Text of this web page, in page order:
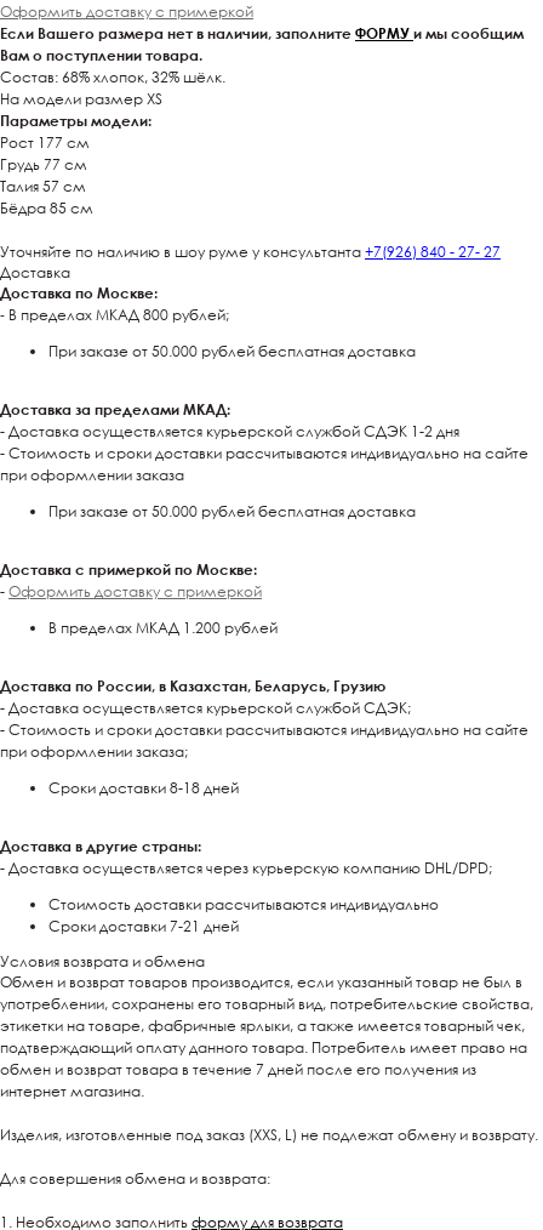
Оформить доставку с примеркой
Если Вашего размера нет в наличии, заполните ФОРМУ и мы сообщим
Вам о поступлении товара.
Состав: 68% хлопок, 32% шёлк.
На модели размер XS
Параметры модели:
Рост 177 см
Грудь 77 см
Талия 57 см
Бёдра 85 см
Уточняйте по наличию в шоу руме у консультанта +7(926) 840 - 27- 27
Доставка
Доставка по Москве:
⁃ В пределах МКАД 800 рублей;
При заказе от 50.000 рублей бесплатная доставка
Доставка за пределами МКАД:
- Доставка осуществляется курьерской службой СДЭК 1-2 дня
- Стоимость и сроки доставки рассчитываются индивидуально на сайте
при оформлении заказа
При заказе от 50.000 рублей бесплатная доставка
Доставка с примеркой по Москве:
- Оформить доставку с примеркой
В пределах МКАД 1.200 рублей
Доставка по России, в Казахстан, Беларусь, Грузию
- Доставка осуществляется курьерской службой СДЭК;
- Стоимость и сроки доставки рассчитываются индивидуально на сайте
при оформлении заказа;
Сроки доставки 8-18 дней
Доставка в другие страны:
- Доставка осуществляется через курьерскую компанию DHL/DPD;
Стоимость доставки рассчитываются индивидуально
Сроки доставки 7-21 дней
Условия возврата и обмена
Обмен и возврат товаров производится, если указанный товар не был в
употреблении, сохранены его товарный вид, потребительские свойства,
этикетки на товаре, фабричные ярлыки, а также имеется товарный чек,
подтверждающий оплату данного товара. Потребитель имеет право на
обмен и возврат товара в течение 7 дней после его получения из
интернет магазина.
Изделия, изготовленные под заказ (XXS, L) не подлежат обмену и возврату.
Для совершения обмена и возврата:
1. Необходимо заполнить форму для возврата